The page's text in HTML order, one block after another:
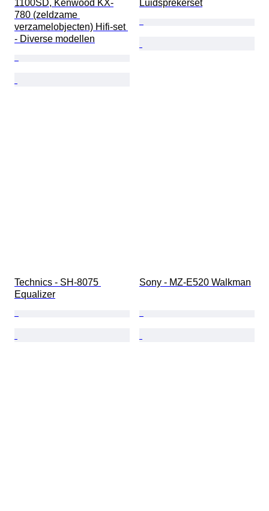
1100SD, Kenwood KX-
780 (zeldzame
verzamelobjecten) Hifi-set
- Diverse modellen
Luidsprekerset
Technics - SH-8075
Equalizer
Sony - MZ-E520 Walkman